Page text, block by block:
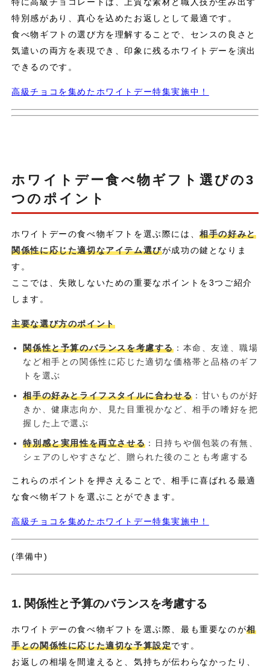
特別感があり、真心を込めたお返しとして最適です。
食べ物ギフトの選び方を理解することで、センスの良さと
気遣いの両方を表現でき、印象に残るホワイトデーを演出
できるのです。
高級チョコを集めたホワイトデー特集実施中！
ホワイトデー食べ物ギフト選びの3
つのポイント
ホワイトデーの食べ物ギフトを選ぶ際には、相手の好みと
関係性に応じた適切なアイテム選びが成功の鍵となりま
す。
ここでは、失敗しないための重要なポイントを3つご紹介
します。
主要な選び方のポイント
関係性と予算のバランスを考慮する：本命、友達、職場
など相手との関係性に応じた適切な価格帯と品格のギフ
トを選ぶ
相手の好みとライフスタイルに合わせる ：甘いものが好
きか、健康志向か、見た目重視かなど、相手の嗜好を把
握した上で選ぶ
特別感と実用性を両立させる ：日持ちや個包装の有無、
シェアのしやすさなど、贈られた後のことも考慮する
これらのポイントを押さえることで、相手に喜ばれる最適
な食べ物ギフトを選ぶことができます。
高級チョコを集めたホワイトデー特集実施中！
(準備中)
1. 関係性と予算のバランスを考慮する
ホワイトデーの食べ物ギフトを選ぶ際、最も重要なのが相
手との関係性に応じた適切な予算設定です。
お返しの相場を間違えると、気持ちが伝わらなかったり、